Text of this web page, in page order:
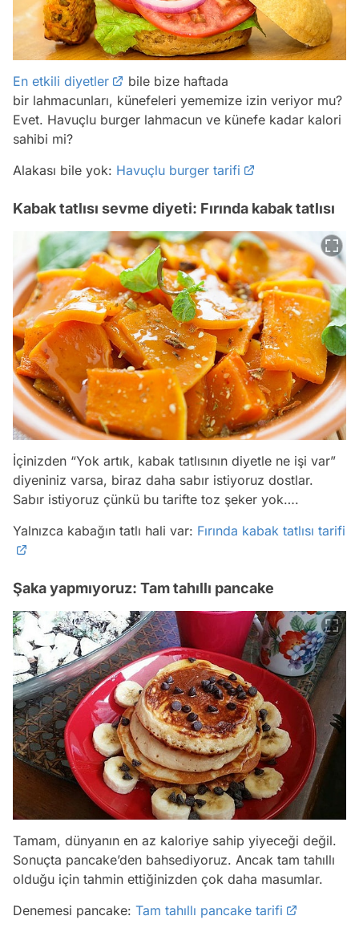
En etkili diyetler
bile bize haftada
bir lahmacunları, künefeleri yememize izin veriyor mu?
Evet. Havuçlu burger lahmacun ve künefe kadar kalori
sahibi mi?
Alakası bile yok: Havuçlu burger tarifi
Kabak tatlısı sevme diyeti: Fırında kabak tatlısı
İçinizden “Yok artık, kabak tatlısının diyetle ne işi var”
diyeniniz varsa, biraz daha sabır istiyoruz dostlar.
Sabır istiyoruz çünkü bu tarifte toz şeker yok….
Yalnızca kabağın tatlı hali var: Fırında kabak tatlısı tarifi
Şaka yapmıyoruz: Tam tahıllı pancake
Tamam, dünyanın en az kaloriye sahip yiyeceği değil.
Sonuçta pancake’den bahsediyoruz. Ancak tam tahıllı
olduğu için tahmin ettiğinizden çok daha masumlar.
Denemesi pancake: Tam tahıllı pancake tarifi